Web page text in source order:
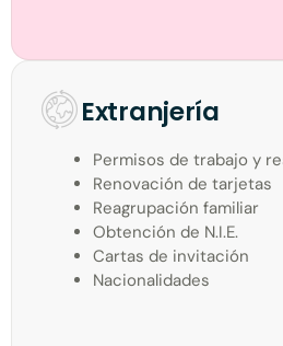
Extranjería
Permisos de trabajo y
Renovación de tarjetas
Reagrupación familiar
Obtención de N.I.E.
Cartas de invitación
Nacionalidades